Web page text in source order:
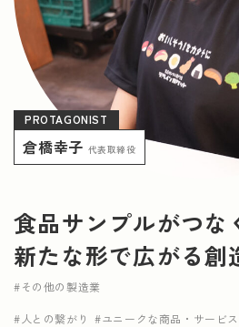
業種から探す
NEWS
食品サンプルがつな
新たな形で広がる創
その他の製造業
人との繋がり ユニークな商品・サービス
PROTAGONIST
倉橋幸子 代表取締役